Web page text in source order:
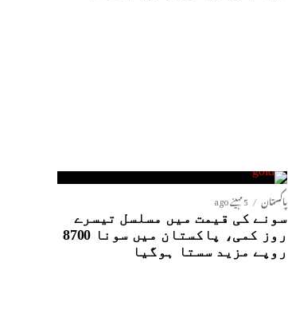
پاکستان 5 مہینے ago
سونے کی قیمت میں مسلسل تیسرے
روز کمی، پاکستان میں سونا 8700
روپے مزید سستا ہوگیا